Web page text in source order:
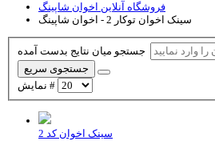
فروشگاه آنلاین اخوان شاپینگ
سینک اخوان توکار 2 - اخوان شاپینگ
جستجوی سریع
نمایش #
سینک اخوان کد 2